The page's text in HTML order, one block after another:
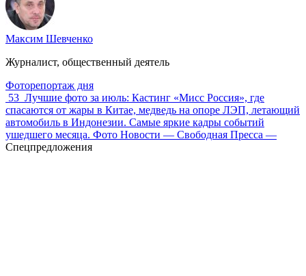
Максим Шевченко
Журналист, общественный деятель
Фоторепортаж дня
53 Лучшие фото за июль: Кастинг «Мисс Россия», где
спасаются от жары в Китае, медведь на опоре ЛЭП, летающий
автомобиль в Индонезии. Самые яркие кадры событий
ушедшего месяца. Фото Новости — Свободная Пресса —
Спецпредложения